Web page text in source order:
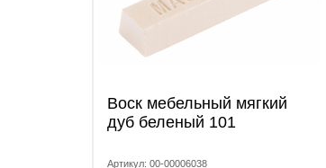
Воск мебельный мягкий
дуб беленый 101
Артикул: 00-00006038